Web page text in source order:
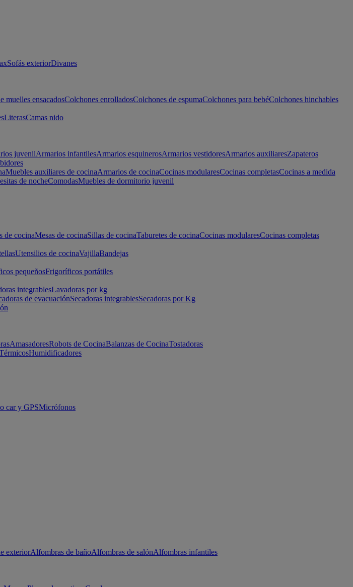
Sofás exteriorDivanes
muelles ensacadosColchones enrolladosColchones de espumaColchones para bebéColchones hinchables
LiterasCamas nido
juvenilArmarios infantilesArmarios esquinerosArmarios vestidoresArmarios auxiliaresZapateros
Muebles auxiliares de cocinaArmarios de cocinaCocinas modularesCocinas completasCocinas a medida
de nocheComodasMuebles de dormitorio juvenil
de cocinaMesas de cocinaSillas de cocinaTaburetes de cocinaCocinas modularesCocinas completas
Utensilios de cocinaVajillaBandejas
pequeñosFrigoríficos portátiles
integrablesLavadoras por kg
de evacuaciónSecadoras integrablesSecadoras por Kg
AmasadoresRobots de CocinaBalanzas de CocinaTostadoras
Humidificadores
car y GPSMicrófonos
exteriorAlfombras de bañoAlfombras de salónAlfombras infantiles